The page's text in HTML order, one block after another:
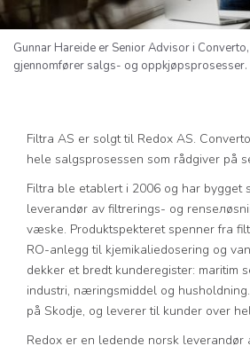
Gunnar Hareide er Senior Advisor i
gjennomfører salgs- og oppkjøpsprosesser.
Filtra AS er solgt til Redox AS.
hele salgsprosessen som rådgiver på
Filtra ble etablert i 2006 og har bygget
leverandør av filtrerings- og
væske. Produktspekteret spenner fra
RO-anlegg til kjemikaliedosering og
dekker et bredt kunderegister: maritim
industri, næringsmiddel og
på Skodje, og leverer til kunder over
Redox er en ledende norsk leverandør